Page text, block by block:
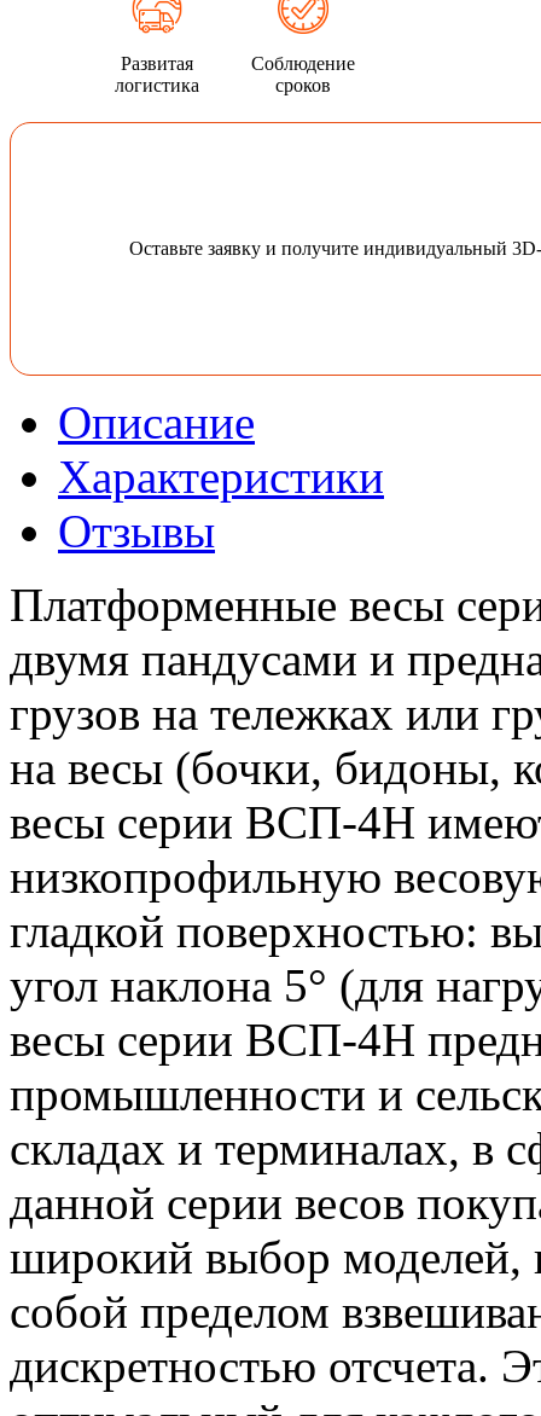
Развитая
логистика
Соблюдение
сроков
Оставьте заявку и получите индивидуальный
Описание
Характеристики
Отзывы
Платформенные весы
двумя пандусами и
грузов на тележках или
на весы (бочки, бидоны,
весы серии ВСП-4Н
низкопрофильную
гладкой поверхностью:
угол наклона 5° (для
весы серии ВСП-4Н
промышленности и
складах и терминалах, в
данной серии весов
широкий выбор моделей,
собой пределом
дискретностью отсчета.